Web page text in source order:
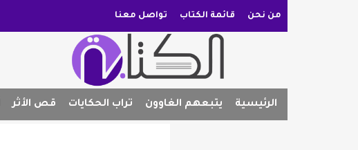
من نحن قائمة الكتاب تواصل معنا
الرئيسية يتبعهم الغاوون تراب الحكايات قص الأثر